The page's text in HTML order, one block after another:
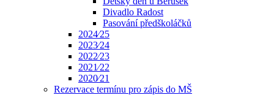
Divadlo Radost
Pasování předškoláčků
2024⁄25
2023⁄24
2022⁄23
2021⁄22
2020⁄21
Rezervace termínu pro zápis do MŠ